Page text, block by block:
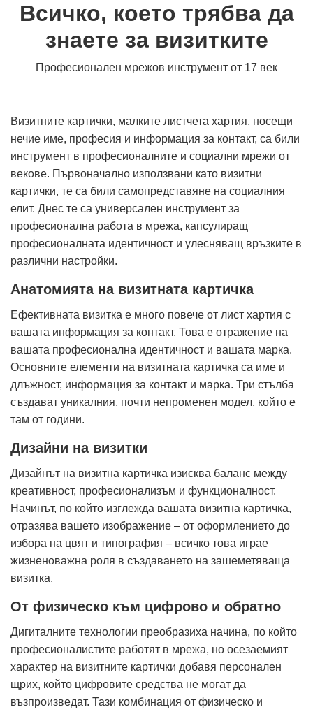
Всичко, което трябва да
знаете за визитките
Професионален мрежов инструмент от 17 век
Визитните картички, малките листчета хартия, носещи
нечие име, професия и информация за контакт, са били
инструмент в професионалните и социални мрежи от
векове. Първоначално използвани като визитни
картички, те са били самопредставяне на социалния
елит. Днес те са универсален инструмент за
професионална работа в мрежа, капсулиращ
професионалната идентичност и улесняващ връзките в
различни настройки.
Анатомията на визитната картичка
Ефективната визитка е много повече от лист хартия с
вашата информация за контакт. Това е отражение на
вашата професионална идентичност и вашата марка.
Основните елементи на визитната картичка са име и
длъжност, информация за контакт и марка. Три стълба
създават уникалния, почти непроменен модел, който е
там от години.
Дизайни на визитки
Дизайнът на визитна картичка изисква баланс между
креативност, професионализъм и функционалност.
Начинът, по който изглежда вашата визитна картичка,
отразява вашето изображение – от оформлението до
избора на цвят и типография – всичко това играе
жизненоважна роля в създаването на зашеметяваща
визитка.
От физическо към цифрово и обратно
Дигиталните технологии преобразиха начина, по който
професионалистите работят в мрежа, но осезаемият
характер на визитните картички добавя персонален
щрих, който цифровите средства не могат да
възпроизведат. Тази комбинация от физическо и